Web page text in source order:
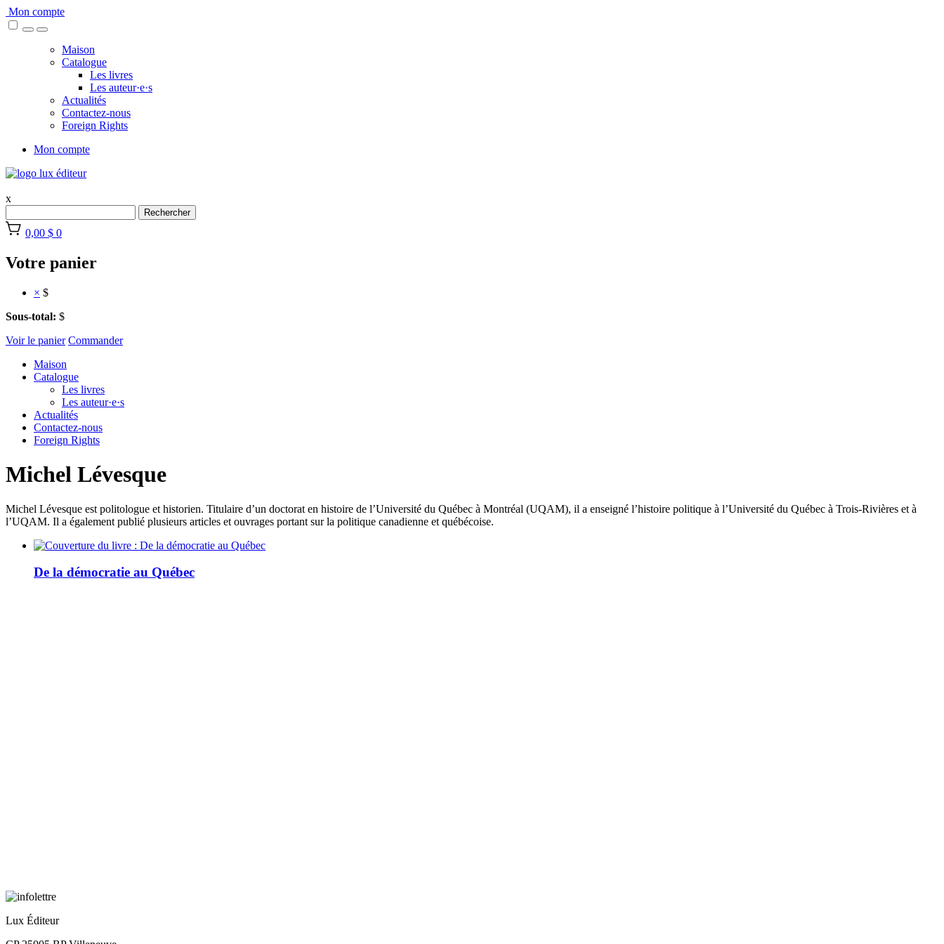
Skip
to
Mon compte
Maison
Catalogue
Les livres
Les auteur·e·s
Actualités
Contactez-nous
Foreign Rights
Mon compte
x
Rechercher
0,00 $ 0
Votre panier
× $
Sous-total: $
Voir le panier Commander
Maison
Catalogue
Les livres
Les auteur·e·s
Actualités
Contactez-nous
Foreign Rights
Michel Lévesque
Michel Lévesque est politologue et historien. Titulaire d’un doctorat en histoire de l’Université du Québec à Montréal (UQAM), il a enseigné l’histoire politique à l’Université du Québec à Trois-Rivières et à
l’UQAM. Il a également publié plusieurs articles et ouvrages portant sur la politique canadienne et québécoise.
De la démocratie au Québec
Lux Éditeur